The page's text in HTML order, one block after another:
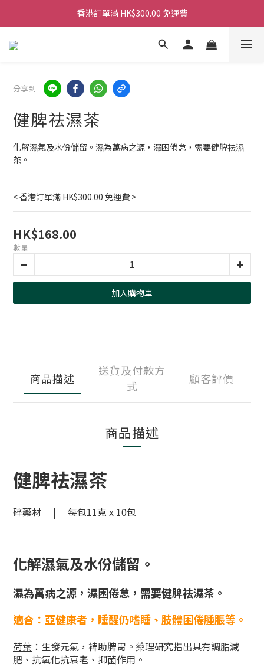
香港訂單滿 HK$300.00 免運費
香港訂單滿 HK$300.00 免運費
香港訂單滿 HK$300.00 免運費
分享到
健脾祛濕茶
化解濕氣及水份儲留。濕為萬病之源，濕困倦怠，需要健脾祛濕
茶。
< 香港訂單滿 HK$300.00 免運費 >
HK$168.00
數量
加入購物車
商品描述
送貨及付款方
式
顧客評價
商品描述
健脾祛濕茶
碎藥材 | 每包11克 x 10包
化解濕氣及水份儲留 。
濕為萬病之源，濕困倦怠，需要健脾祛濕茶。
適合 ：亞健康者，睡醒仍嗜睡、肢體困倦腫脹等。
荷葉 ：生發元氣，裨助脾胃。藥理研究指出具有調脂減
肥、抗氧化抗衰老、抑菌作用。